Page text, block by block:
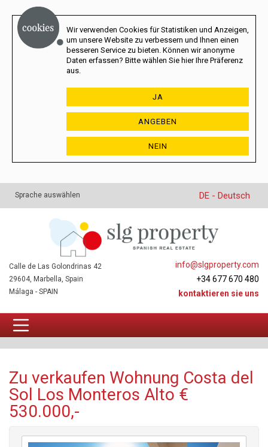
Wir verwenden Cookies für Statistiken und Anzeigen,
um unsere Website zu verbessern und Ihnen einen
besseren Service zu bieten. Können wir anonyme
Daten erfassen? Bitte wählen Sie hier Ihre Präferenz
aus.
JA
ANGEBEN
NEIN
Sprache auswählen DE - Deutsch
info@slgproperty.com
+34 677 670 480
kontaktieren sie uns
Calle de Las Golondrinas 42
29604, Marbella, Spain
Málaga - SPAIN
Zu verkaufen Wohnung Costa del
Sol Los Monteros Alto €
530.000,-